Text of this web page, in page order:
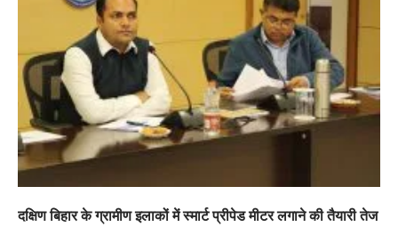
दक्षिण बिहार के ग्रामीण इलाकों में स्मार्ट प्रीपेड मीटर लगाने की तैयारी तेज